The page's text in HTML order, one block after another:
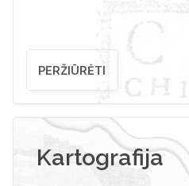
PERŽIŪRĖTI
Kartografija